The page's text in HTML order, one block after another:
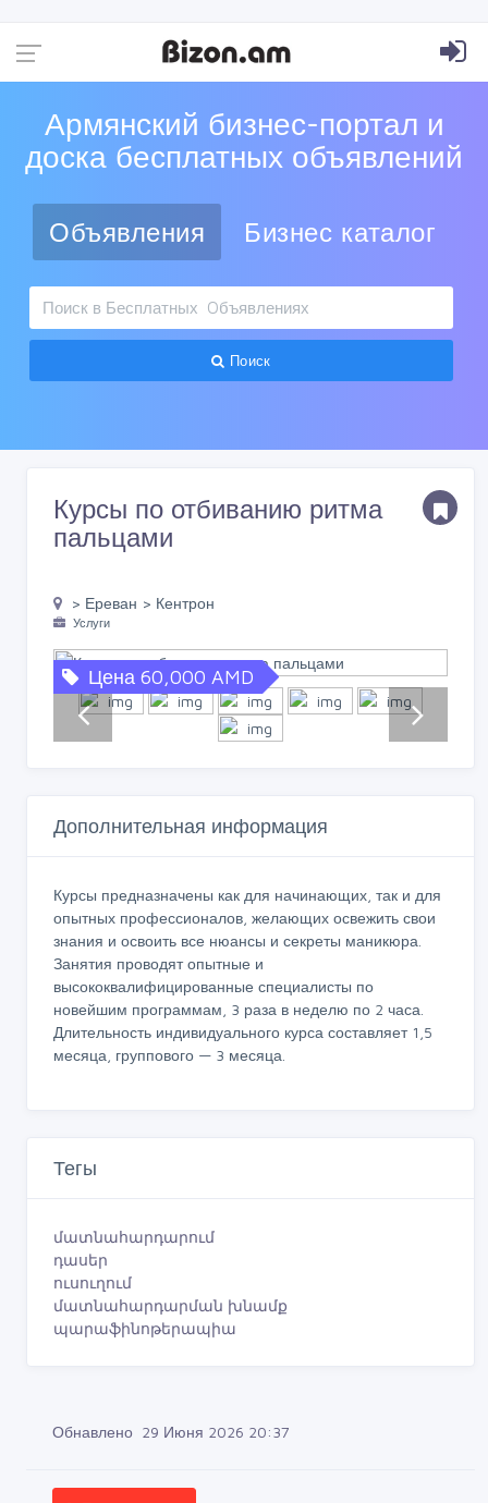
Армянский бизнес-портал и
доска бесплатных объявлений
Объявления Бизнес каталог
Поиск
Курсы по отбиванию ритма
пальцами
> Ереван > Кентрон
Услуги
Цена 60,000 AMD
Дополнительная информация
Курсы предназначены как для начинающих, так и для
опытных профессионалов, желающих освежить свои
знания и освоить все нюансы и секреты маникюра.
Занятия проводят опытные и
высококвалифицированные специалисты по
новейшим программам, 3 раза в неделю по 2 часа.
Длительность индивидуального курса составляет 1,5
месяца, группового — 3 месяца.
Тегы
մատնահարդարում
դասեր
ուսուղում
մատնահարդարման խնամք
պարաֆինոթերապիա
Обнавлено 29 Июня 2026 20:37